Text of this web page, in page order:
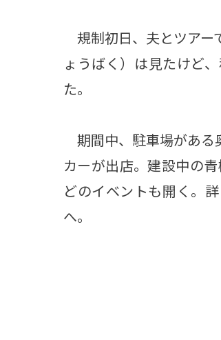
規制初日、夫とツアー
ょうばく）は見たけど
た。
期間中、駐車場がある
カーが出店。建設中の
どのイベントも開く。
へ。